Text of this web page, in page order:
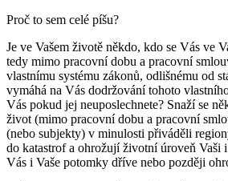
Proč to sem celé píšu?
Je ve Vašem životě někdo, kdo se Vás ve
tedy mimo pracovní dobu a pracovní
vlastnímu systému zákonů, odlišnému od
vymáhá na Vás dodržování tohoto
Vás pokud jej neuposlechnete? Snaží se
život (mimo pracovní dobu a pracovní
(nebo subjekty) v minulosti přiváděli
do katastrof a ohrožují životní úroveň Vaši
Vás i Vaše potomky dříve nebo později